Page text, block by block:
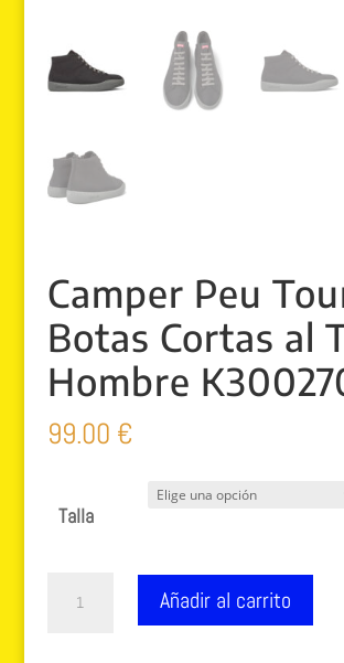
Camper Peu
Botas Cortas al
Hombre
99.00 €
Talla
Añadir al carrito